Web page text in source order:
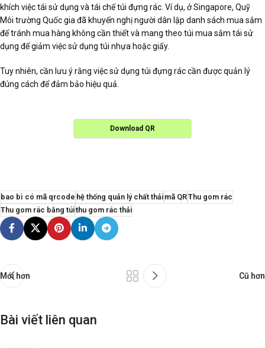
khích việc tái sử dụng và tái chế túi đựng rác. Ví dụ, ở Singapore, Quỹ
Môi trường Quốc gia đã khuyến nghị người dân lập danh sách mua sắm
để tránh mua hàng không cần thiết và mang theo túi mua sắm tái sử
dụng để giảm việc sử dụng túi nhựa hoặc giấy.
Tuy nhiên, cần lưu ý rằng việc sử dụng túi đựng rác cần được quản lý
đúng cách để đảm bảo hiệu quả.
Download QR
bao bì có mã qrcode hệ thống quản lý chất thảimã QRThu gom rác
Thu gom rác bằng túithu gom rác thải
Mới hơn Cũ hơn
Bài viết liên quan